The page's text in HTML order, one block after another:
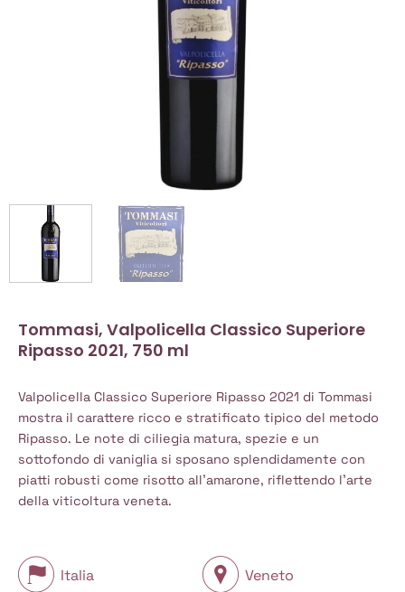
Tommasi, Valpolicella Classico Superiore
Ripasso 2021, 750 ml
Valpolicella Classico Superiore Ripasso 2021 di Tommasi
mostra il carattere ricco e stratificato tipico del metodo
Ripasso. Le note di ciliegia matura, spezie e un
sottofondo di vaniglia si sposano splendidamente con
piatti robusti come risotto all’amarone, riflettendo l’arte
della viticoltura veneta.
Italia Veneto